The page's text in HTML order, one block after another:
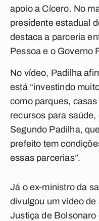
apoio a Cícero. No
presidente estadual
destaca a parceria
Pessoa e o Governo
No vídeo, Padilha
está “investindo
como parques,
recursos para
Segundo Padilha,
prefeito tem
essas parcerias”.
Já o ex-ministro da
divulgou um vídeo
Justiça de Bolsonaro